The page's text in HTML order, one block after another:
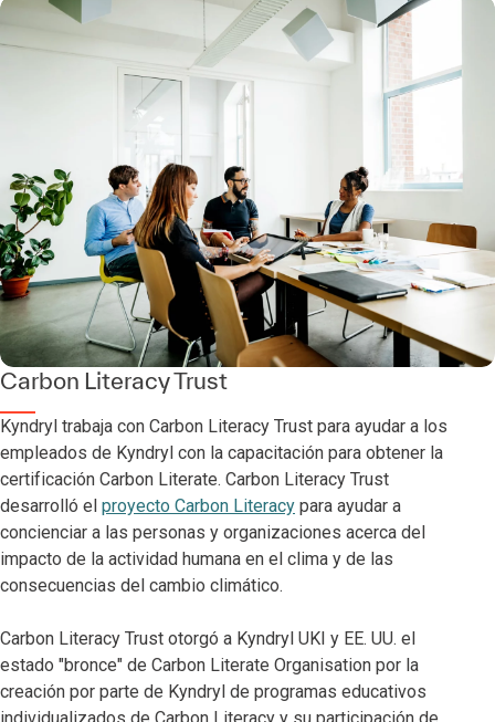
Carbon Literacy Trust
Kyndryl trabaja con Carbon Literacy Trust para ayudar a los
empleados de Kyndryl con la capacitación para obtener la
certificación Carbon Literate. Carbon Literacy Trust
desarrolló el proyecto Carbon Literacy para ayudar a
concienciar a las personas y organizaciones acerca del
impacto de la actividad humana en el clima y de las
consecuencias del cambio climático.
Carbon Literacy Trust otorgó a Kyndryl UKI y EE. UU. el
estado "bronce" de Carbon Literate Organisation por la
creación por parte de Kyndryl de programas educativos